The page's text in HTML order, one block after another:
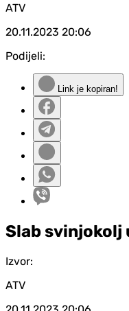
ATV
20.11.2023 20:06
Podijeli:
Link je kopiran!
Slab svinjokolj
Izvor:
ATV